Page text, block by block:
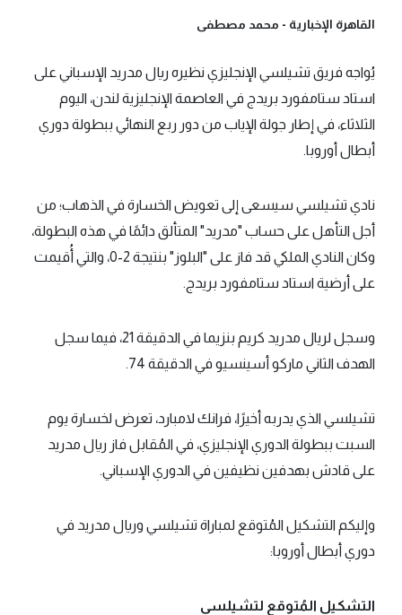
القاهرة الإخبارية - محمد مصطفى
يُواجه فريق تشيلسي الإنجليزي نظيره ريال مدريد الإسباني على
استاد ستامفورد بريدج في العاصمة الإنجليزية لندن، اليوم
الثلاثاء، في إطار جولة الإياب من دور ربع النهائي ببطولة دوري
أبطال أوروبا.
نادي تشيلسي سيسعى إلى تعويض الخسارة في الذهاب؛ من
أجل التأهل على حساب "مدريد" المتألق دائمًا في هذه البطولة،
وكان النادي الملكي قد فاز على "البلوز" بنتيجة 2-0، والتي أُقيمت
على أرضية استاد ستامفورد بريدج.
وسجل لريال مدريد كريم بنزيما في الدقيقة 21، فيما سجل
الهدف الثاني ماركو أسينسيو في الدقيقة 74.
تشيلسي الذي يدربه أخيرًا، فرانك لامبارد، تعرض لخسارة يوم
السبت ببطولة الدوري الإنجليزي، في المُقابل فاز ريال مدريد
على قادش بهدفين نظيفين في الدوري الإسباني.
وإليكم التشكيل المُتوقع لمباراة تشيلسي وريال مدريد في
دوري أبطال أوروبا:
التشكيل المُتوقع لتشيلسي